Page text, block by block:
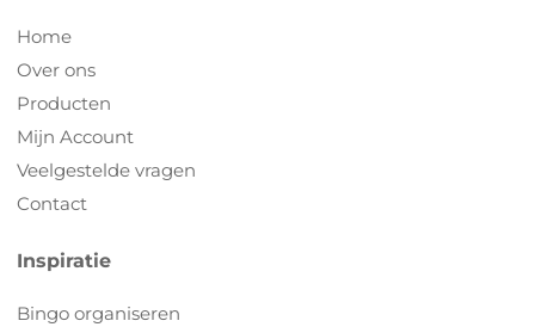
Home
Over ons
Producten
Mijn Account
Veelgestelde vragen
Contact
Inspiratie
Bingo organiseren